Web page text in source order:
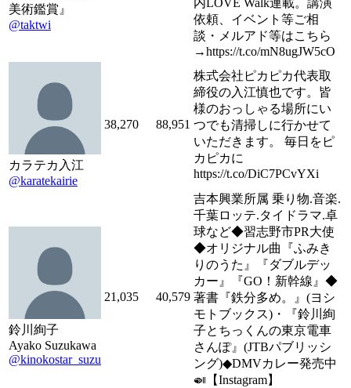
美術鑑賞』
@taktwi
内LOVE Walk連載。講演
依頼、イベント等ご相
談・メルアド等はこちら
→https://t.co/mN8ugJW5cO
カラテカ入江
@karatekairie
38,270 88,951
株式会社ピカピカ代表取
締役の入江慎也です。皆
様のおっしゃる場所にい
つでも清掃しに行かせて
いただきます。 毎日をピ
カピカに
https://t.co/DiC7PCvYXi
鈴川絢子
Ayako Suzukawa
@kinokostar_suzu
21,035 40,579
吉本興業所属 乗り物.音楽.
千葉ロッテ.タイドラマ.卓
球など◆習志野市PR大使
◆オリジナル曲『ふみき
りのうた』『ダブルデッ
カー』『GO！新幹線』◆
著書『鉄分多め。』(ヨシ
モトブックス)・『鈴川絢
子とちっくんの東京電車
さんぽ』(JTBパブリッシ
ング)◆DMVカレー発売中
🍛【Instagram】